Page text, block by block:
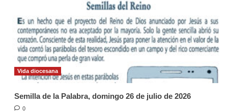
Vida diocesana
Semilla de la Palabra, domingo 26 de julio de 2026
0